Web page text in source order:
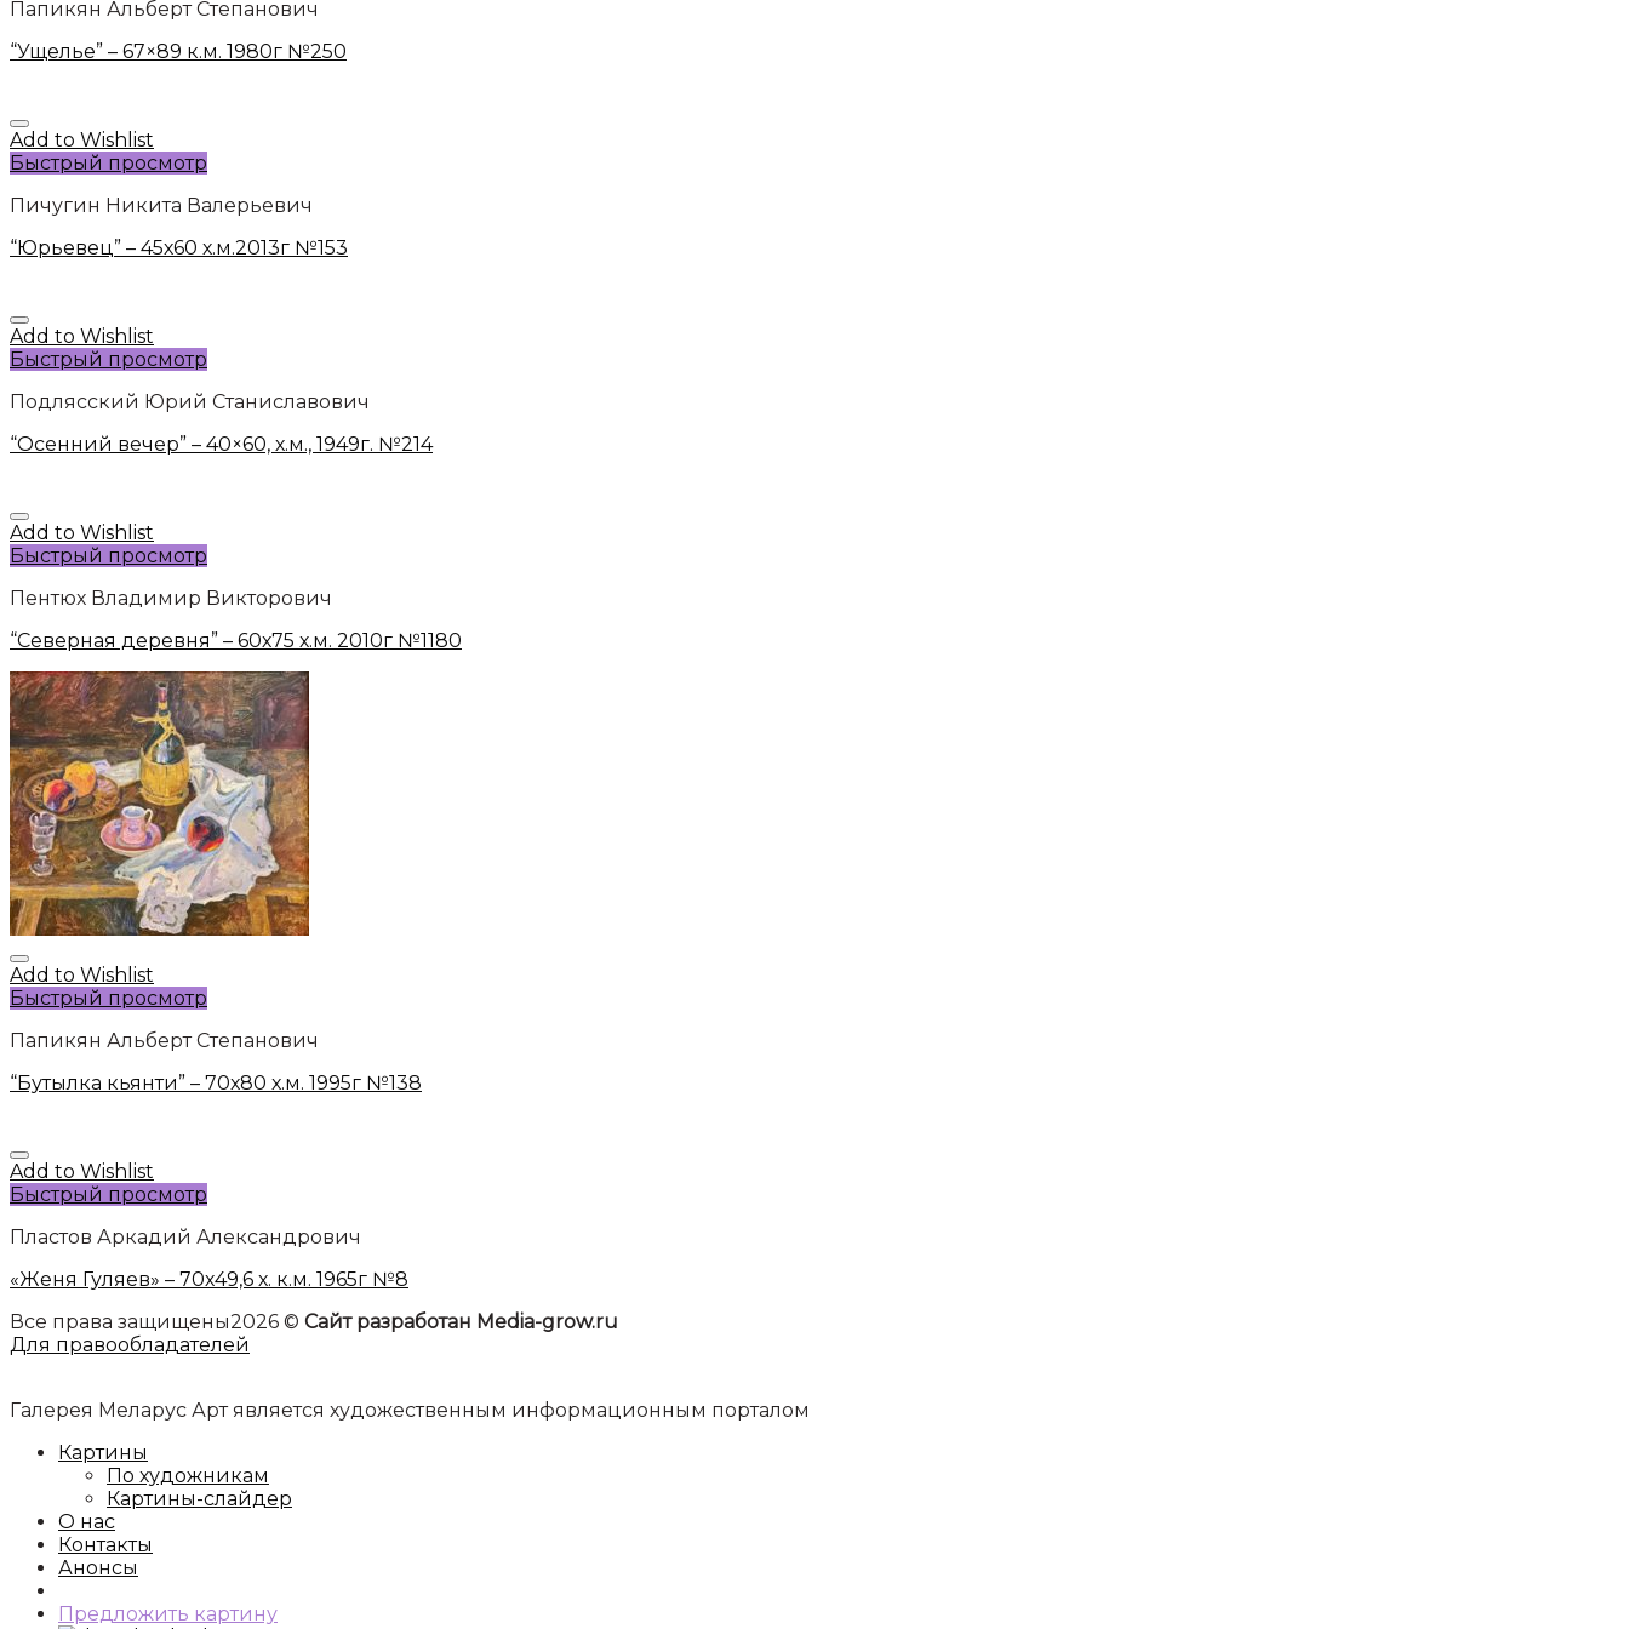
Папикян Альберт Степанович
“Ущелье” – 67×89 к.м. 1980г №250
Add to Wishlist
Быстрый просмотр
Пичугин Никита Валерьевич
“Юрьевец” – 45х60 х.м.2013г №153
Add to Wishlist
Быстрый просмотр
Подлясский Юрий Станиславович
“Осенний вечер” – 40×60, х.м., 1949г. №214
Add to Wishlist
Быстрый просмотр
Пентюх Владимир Викторович
“Северная деревня” – 60х75 х.м. 2010г №1180
Add to Wishlist
Быстрый просмотр
Папикян Альберт Степанович
“Бутылка кьянти” – 70х80 х.м. 1995г №138
Add to Wishlist
Быстрый просмотр
Пластов Аркадий Александрович
«Женя Гуляев» – 70х49,6 х. к.м. 1965г №8
Все права защищены2026 © Сайт разработан Media-grow.ru
Для правообладателей
Галерея Меларус Арт является художественным информационным порталом
Картины
По художникам
Картины-слайдер
О нас
Контакты
Анонсы
Предложить картину